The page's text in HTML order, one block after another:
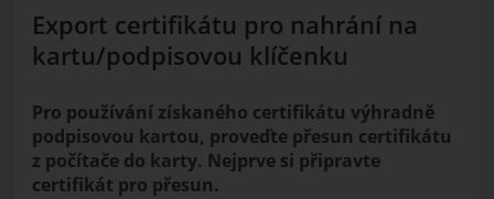
Export certifikátu pro nahrání na
kartu/podpisovou klíčenku
Pro používání získaného certifikátu výhradně
podpisovou kartou, proveďte přesun certifikátu
z počítače do karty. Nejprve si připravte
certifikát pro přesun.